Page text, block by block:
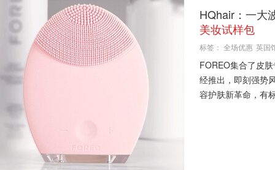
HQhair：一大
美妆试样包
标签： 全场优惠 英国
FOREO集合了皮
经推出，即刻强势
容护肤新革命，有